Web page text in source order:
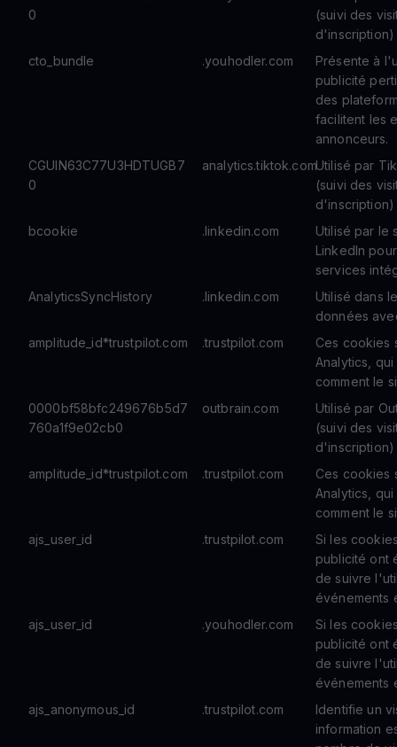
0
(suivi des
d'inscription)
cto_bundle
.youhodler.com
Présente à
publicité
des
facilitent les
annonceurs.
CGUIN63C77U3HDTUGB7
0
analytics.tiktok.comUtilisé par
(suivi des
d'inscription)
bcookie
.linkedin.com
Utilisé par le
LinkedIn
services
AnalyticsSyncHistory
.linkedin.com
Utilisé dans
données
amplitude_id*trustpilot.com
.trustpilot.com
Ces cookies
Analytics,
comment le
0000bf58bfc249676b5d7
760a1f9e02cb0
outbrain.com
Utilisé par
(suivi des
d'inscription)
amplitude_id*trustpilot.com
.trustpilot.com
Ces cookies
Analytics,
comment le
ajs_user_id
.trustpilot.com
Si les
publicité ont
de suivre
événements
ajs_user_id
.youhodler.com
Si les
publicité ont
de suivre
événements
ajs_anonymous_id
.trustpilot.com
Identifie un
information